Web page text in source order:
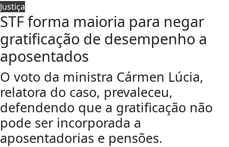
Justiça
STF forma maioria para negar
gratificação de desempenho a
aposentados
O voto da ministra Cármen Lúcia,
relatora do caso, prevaleceu,
defendendo que a gratificação não
pode ser incorporada a
aposentadorias e pensões.